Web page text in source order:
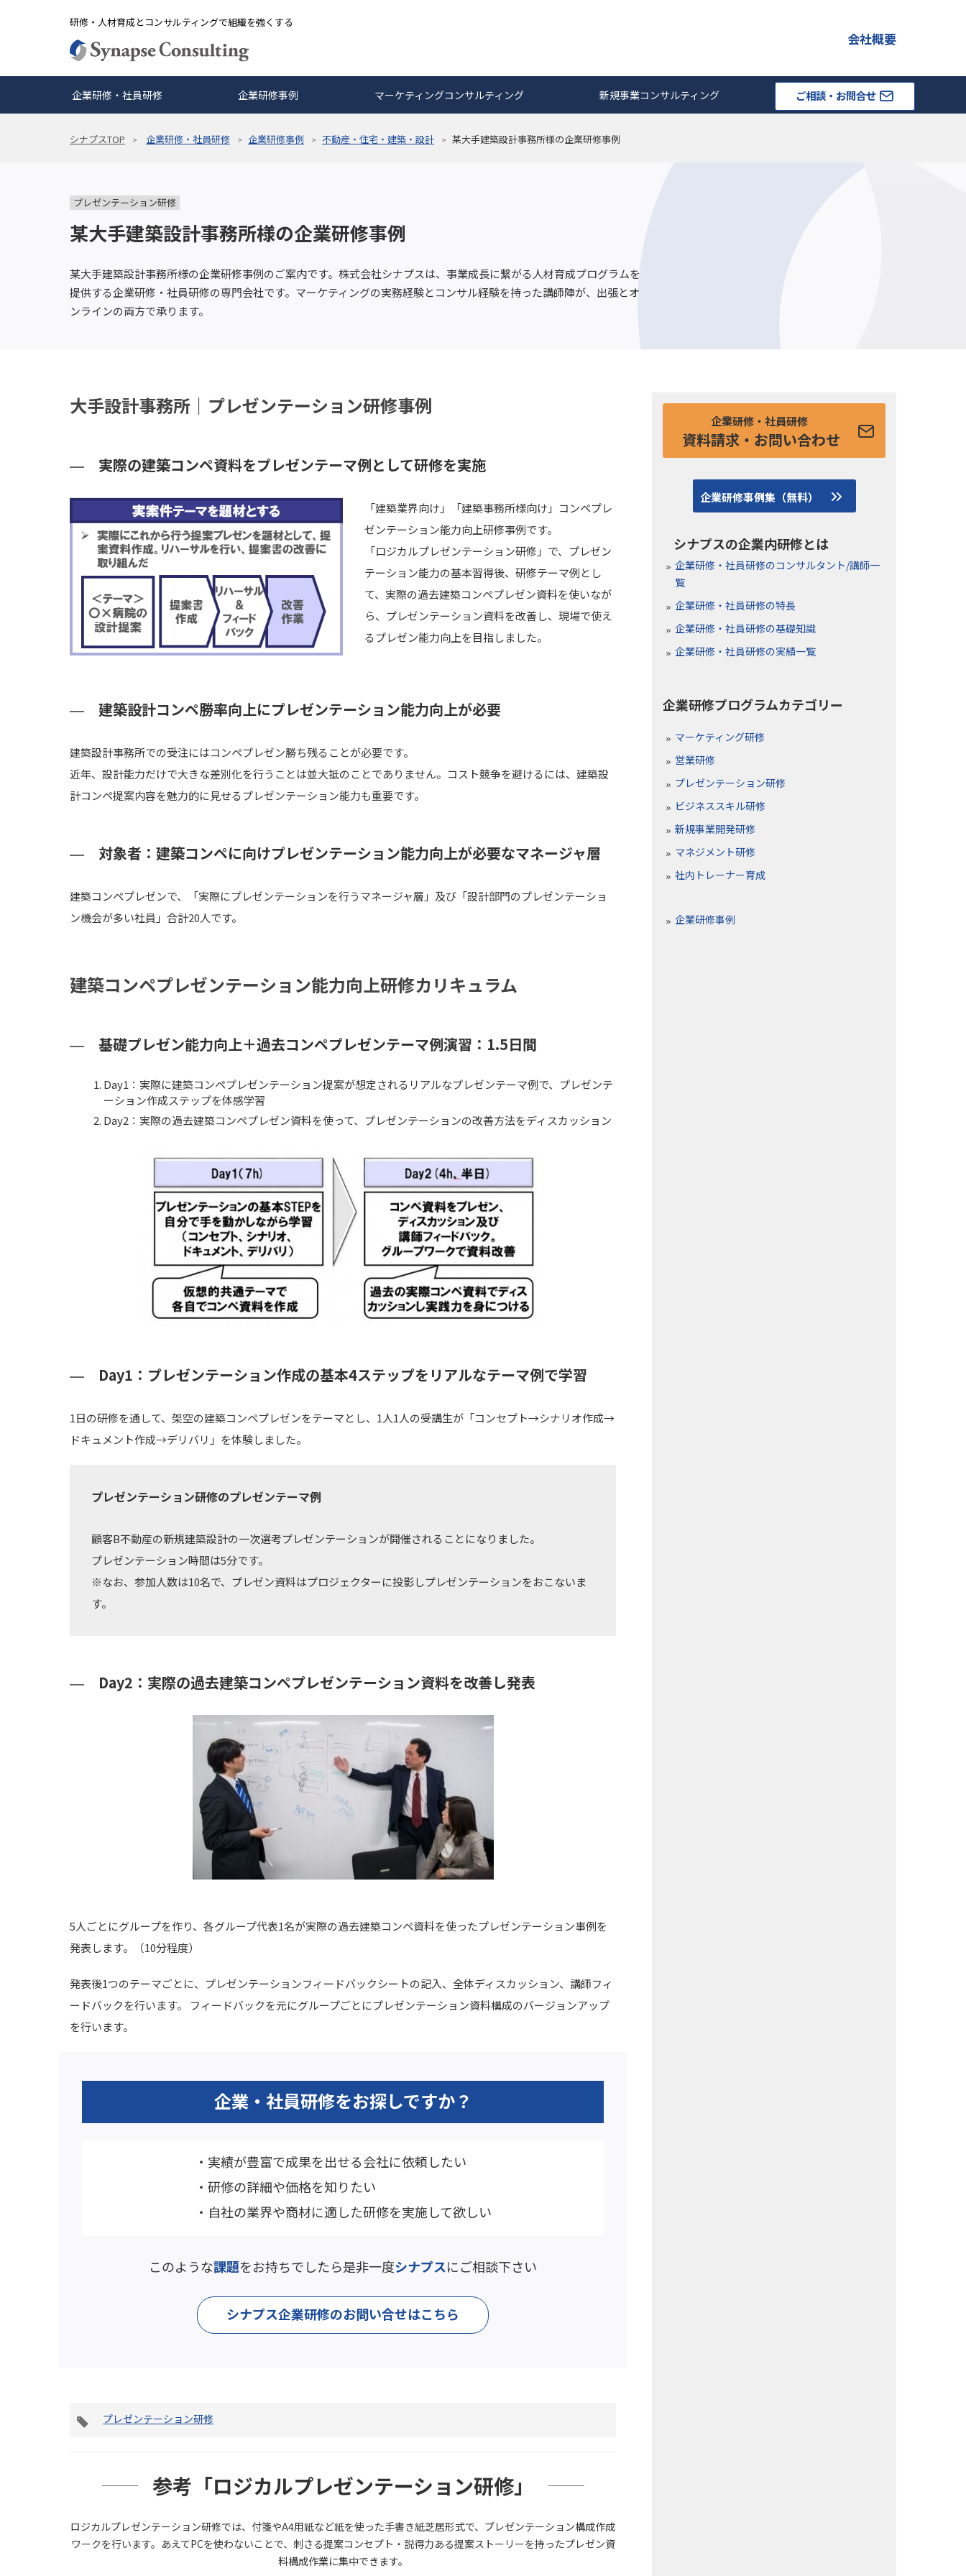
研修・人材育成とコンサルティングで組織を強くする
会社概要
企業研修・社員研修 企業研修事例 マーケティングコンサルティング 新規事業コンサルティング ご相談・お問合せ
シナプスTOP 企業研修・社員研修 企業研修事例 不動産・住宅・建築・設計 某大手建築設計事務所様の企業研修事例
プレゼンテーション研修
某大手建築設計事務所様の企業研修事例
某大手建築設計事務所様の企業研修事例のご案内です。株式会社シナプスは、事業成長に繋がる人材育成プログラムを
提供する企業研修・社員研修の専門会社です。マーケティングの実務経験とコンサル経験を持った講師陣が、出張とオ
ンラインの両方で承ります。
大手設計事務所｜プレゼンテーション研修事例
実際の建築コンペ資料をプレゼンテーマ例として研修を実施
「建築業界向け」「建築事務所様向け」コンペプレ
ゼンテーション能力向上研修事例です。
「ロジカルプレゼンテーション研修」で、プレゼン
テーション能力の基本習得後、研修テーマ例とし
て、実際の過去建築コンペプレゼン資料を使いなが
ら、プレゼンテーション資料を改善し、現場で使え
るプレゼン能力向上を目指しました。
建築設計コンペ勝率向上にプレゼンテーション能力向上が必要
建築設計事務所での受注にはコンペプレゼン勝ち残ることが必要です。
近年、設計能力だけで大きな差別化を行うことは並大抵のことでありません。コスト競争を避けるには、建築設
計コンペ提案内容を魅力的に見せるプレゼンテーション能力も重要です。
対象者：建築コンペに向けプレゼンテーション能力向上が必要なマネージャ層
建築コンペプレゼンで、「実際にプレゼンテーションを行うマネージャ層」及び「設計部門のプレゼンテーショ
ン機会が多い社員」合計20人です。
建築コンペプレゼンテーション能力向上研修カリキュラム
基礎プレゼン能力向上＋過去コンペプレゼンテーマ例演習：1.5日間
Day1：実際に建築コンペプレゼンテーション提案が想定されるリアルなプレゼンテーマ例で、プレゼンテ
ーション作成ステップを体感学習
Day2：実際の過去建築コンペプレゼン資料を使って、プレゼンテーションの改善方法をディスカッション
Day1：プレゼンテーション作成の基本4ステップをリアルなテーマ例で学習
1日の研修を通して、架空の建築コンペプレゼンをテーマとし、1人1人の受講生が「コンセプト→シナリオ作成→
ドキュメント作成→デリバリ」を体験しました。
プレゼンテーション研修のプレゼンテーマ例
顧客B不動産の新規建築設計の一次選考プレゼンテーションが開催されることになりました。
プレゼンテーション時間は5分です。
※なお、参加人数は10名で、プレゼン資料はプロジェクターに投影しプレゼンテーションをおこないま
す。
Day2：実際の過去建築コンペプレゼンテーション資料を改善し発表
5人ごとにグループを作り、各グループ代表1名が実際の過去建築コンペ資料を使ったプレゼンテーション事例を
発表します。（10分程度）
発表後1つのテーマごとに、プレゼンテーションフィードバックシートの記入、全体ディスカッション、講師フィ
ードバックを行います。 フィードバックを元にグループごとにプレゼンテーション資料構成のバージョンアップ
を行います。
企業・社員研修をお探しですか？
実績が豊富で成果を出せる会社に依頼したい
研修の詳細や価格を知りたい
自社の業界や商材に適した研修を実施して欲しい
このような課題をお持ちでしたら是非一度シナプスにご相談下さい
シナプス企業研修のお問い合せはこちら
タ
プレゼンテーション研修
参考「ロジカルプレゼンテーション研修」
ロジカルプレゼンテーション研修では、付箋やA4用紙など紙を使った手書き紙芝居形式で、プレゼンテーション構成作成
ワークを行います。あえてPCを使わないことで、刺さる提案コンセプト・説得力ある提案ストーリーを持ったプレゼン資
料構成作業に集中できます。
シナプスの企業内研修とは
企業研修・社員研修のコンサルタント/講師一
覧
企業研修・社員研修の特長
企業研修・社員研修の基礎知識
企業研修・社員研修の実績一覧
企業研修プログラムカテゴリー
マーケティング研修
営業研修
プレゼンテーション研修
ビジネススキル研修
新規事業開発研修
マネジメント研修
社内トレーナー育成
企業研修事例
企業研修事例集（無料）
企業研修・社員研修
資料請求・お問い合わせ